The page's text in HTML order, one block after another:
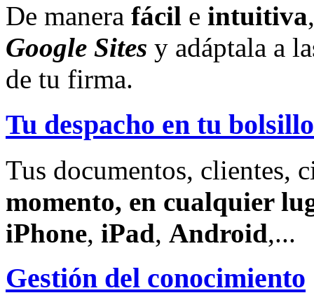
De manera fácil e intuitiva
Google Sites y adáptala a
de tu firma.
Tu despacho en tu bolsillo
Tus documentos, clientes,
momento, en cualquier
iPhone, iPad, Android,...
Gestión del conocimiento